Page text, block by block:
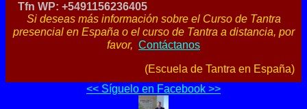
Tfn WP: +5491156236405
Si deseas más información sobre el Curso de Tantra
presencial en España o el curso de Tantra a distancia, por
favor, Contáctanos
(Escuela de Tantra en España)
<< Síguelo en Facebook >>